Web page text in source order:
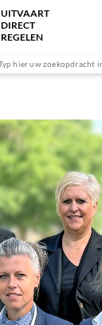
UITVAART
DIRECT
REGELEN